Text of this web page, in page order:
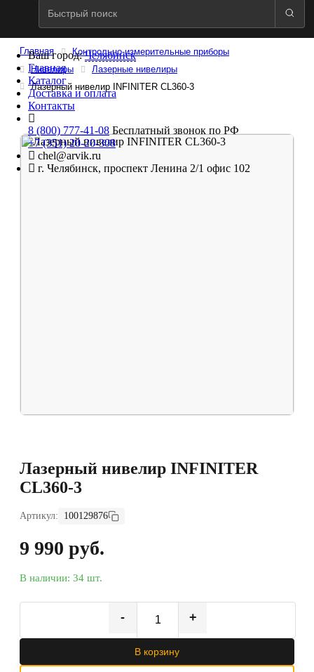
Ваш город:Челябинск
Главная
Каталог
Доставка и оплата
Контакты
8 (800) 777-41-08 Бесплатный звонок по РФ
+7 (351) 20-20-308
chel@arvik.ru
г. Челябинск, проспект Ленина 2/1 офис 102
Главная
Контрольно-измерительные приборы
Нивелиры
Лазерные нивелиры
Лазерный нивелир INFINITER CL360-3
Лазерный нивелир INFINITER
CL360-3
Артикул: 100129876
9 990 руб.
В наличии: 34 шт.
- +
В корзину